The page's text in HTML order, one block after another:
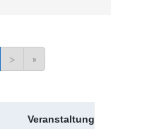
> »
Veranstaltungskürzel